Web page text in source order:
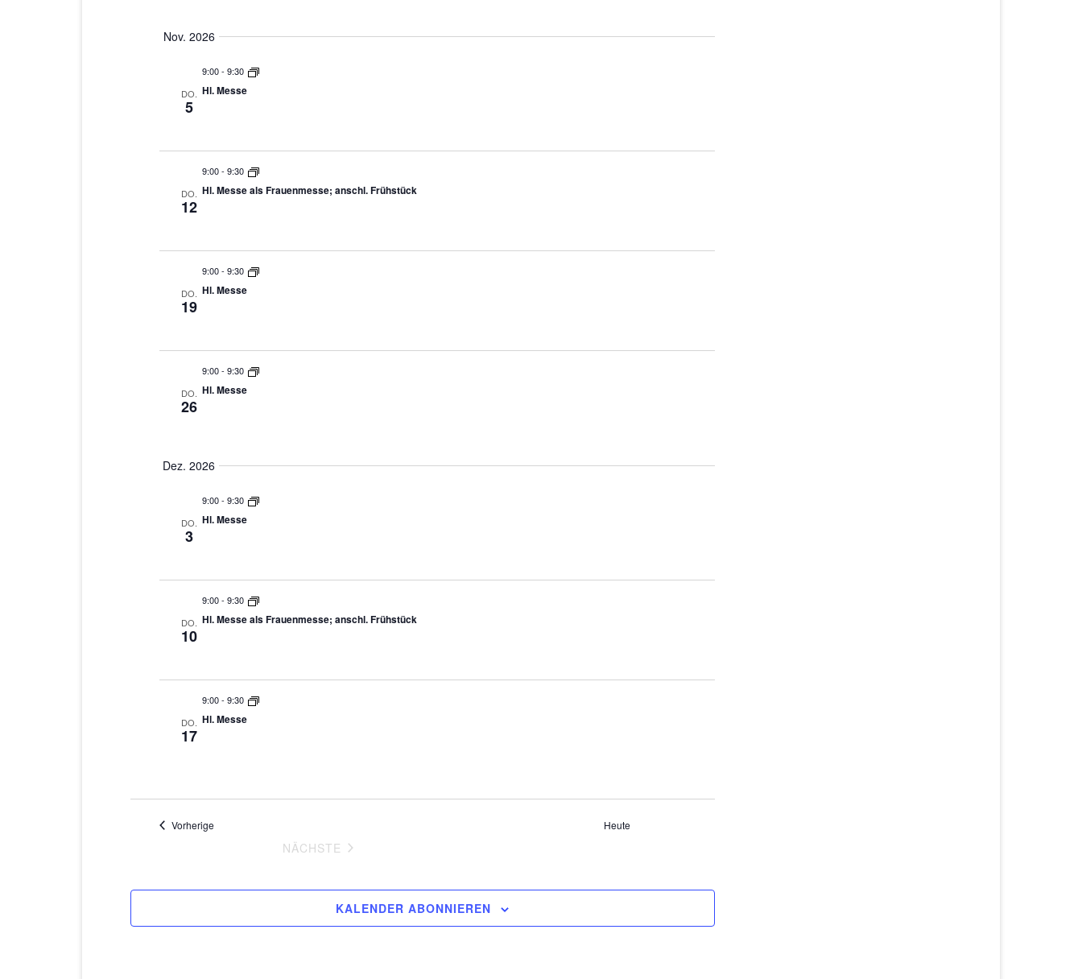
Nov. 2026
DO.
5
9:00- 9:30
Hl. Messe
DO.
12
9:00- 9:30
Hl. Messe als Frauenmesse; anschl. Frühstück
DO.
19
9:00- 9:30
Hl. Messe
DO.
26
9:00- 9:30
Hl. Messe
Dez. 2026
DO.
3
9:00- 9:30
Hl. Messe
DO.
10
9:00- 9:30
Hl. Messe als Frauenmesse; anschl. Frühstück
DO.
17
9:00- 9:30
Hl. Messe
VorherigeVeranstaltungen Heute
NÄCHSTE VERANSTALTUNGEN
KALENDER ABONNIEREN